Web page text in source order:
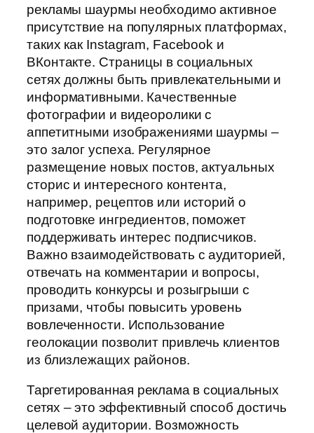
рекламы шаурмы необходимо активное
присутствие на популярных платформах,
таких как Instagram, Facebook и
ВКонтакте. Страницы в социальных
сетях должны быть привлекательными и
информативными. Качественные
фотографии и видеоролики с
аппетитными изображениями шаурмы –
это залог успеха. Регулярное
размещение новых постов, актуальных
сторис и интересного контента,
например, рецептов или историй о
подготовке ингредиентов, поможет
поддерживать интерес подписчиков.
Важно взаимодействовать с аудиторией,
отвечать на комментарии и вопросы,
проводить конкурсы и розыгрыши с
призами, чтобы повысить уровень
вовлеченности. Использование
геолокации позволит привлечь клиентов
из близлежащих районов.
Таргетированная реклама в социальных
сетях – это эффективный способ достичь
целевой аудитории. Возможность